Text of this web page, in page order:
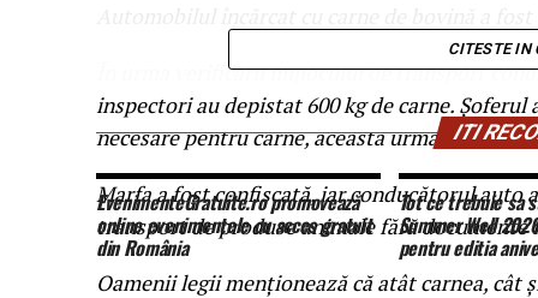
În urma verificării mijlocului de transport
inspectori au depistat 600 kg de carne.
necesare pentru carne, aceasta urma să fie
Marfa a fost confiscată, iar conducătorul
transport de produse animale fără documente
Oamenii legii menționează că atât carnea, cât
CITESTE IN
ITI
EvenimenteGratuite.ro promovează
online evenimentele cu acces gratuit
din România
Tot ce trebuie sa
Summer Well
pentru editia